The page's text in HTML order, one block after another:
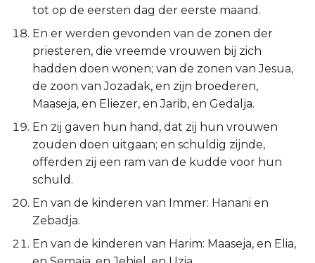
tot op de eersten dag der eerste maand.
En er werden gevonden van de zonen der
priesteren, die vreemde vrouwen bij zich
hadden doen wonen; van de zonen van Jesua,
de zoon van Jozadak, en zijn broederen,
Maaseja, en Eliezer, en Jarib, en Gedalja.
En zij gaven hun hand, dat zij hun vrouwen
zouden doen uitgaan; en schuldig zijnde,
offerden zij een ram van de kudde voor hun
schuld.
En van de kinderen van Immer: Hanani en
Zebadja.
En van de kinderen van Harim: Maaseja, en Elia,